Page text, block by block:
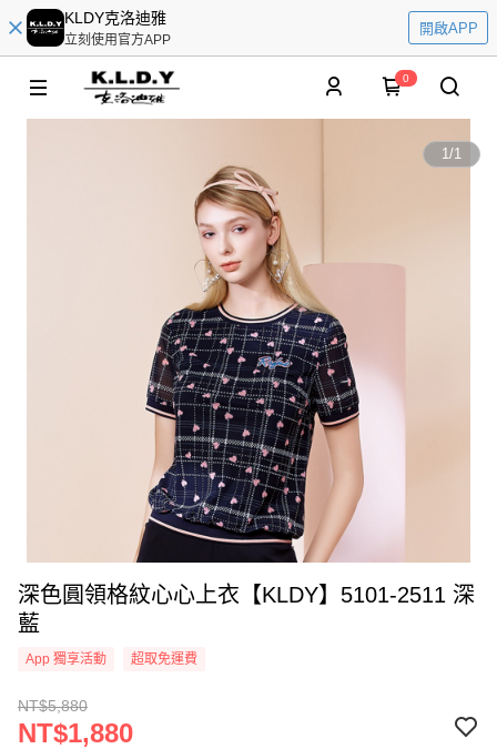
KLDY克洛迪雅
立刻使用官方APP
開啟APP
0
1/1
深色圓領格紋心心上衣【KLDY】5101-2511 深
藍
App 獨享活動 超取免運費
NT$5,880
NT$1,880